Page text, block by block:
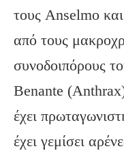
τους Anselmo
από τους
συνοδοιπόρους
Benante
έχει
έχει γεμίσει